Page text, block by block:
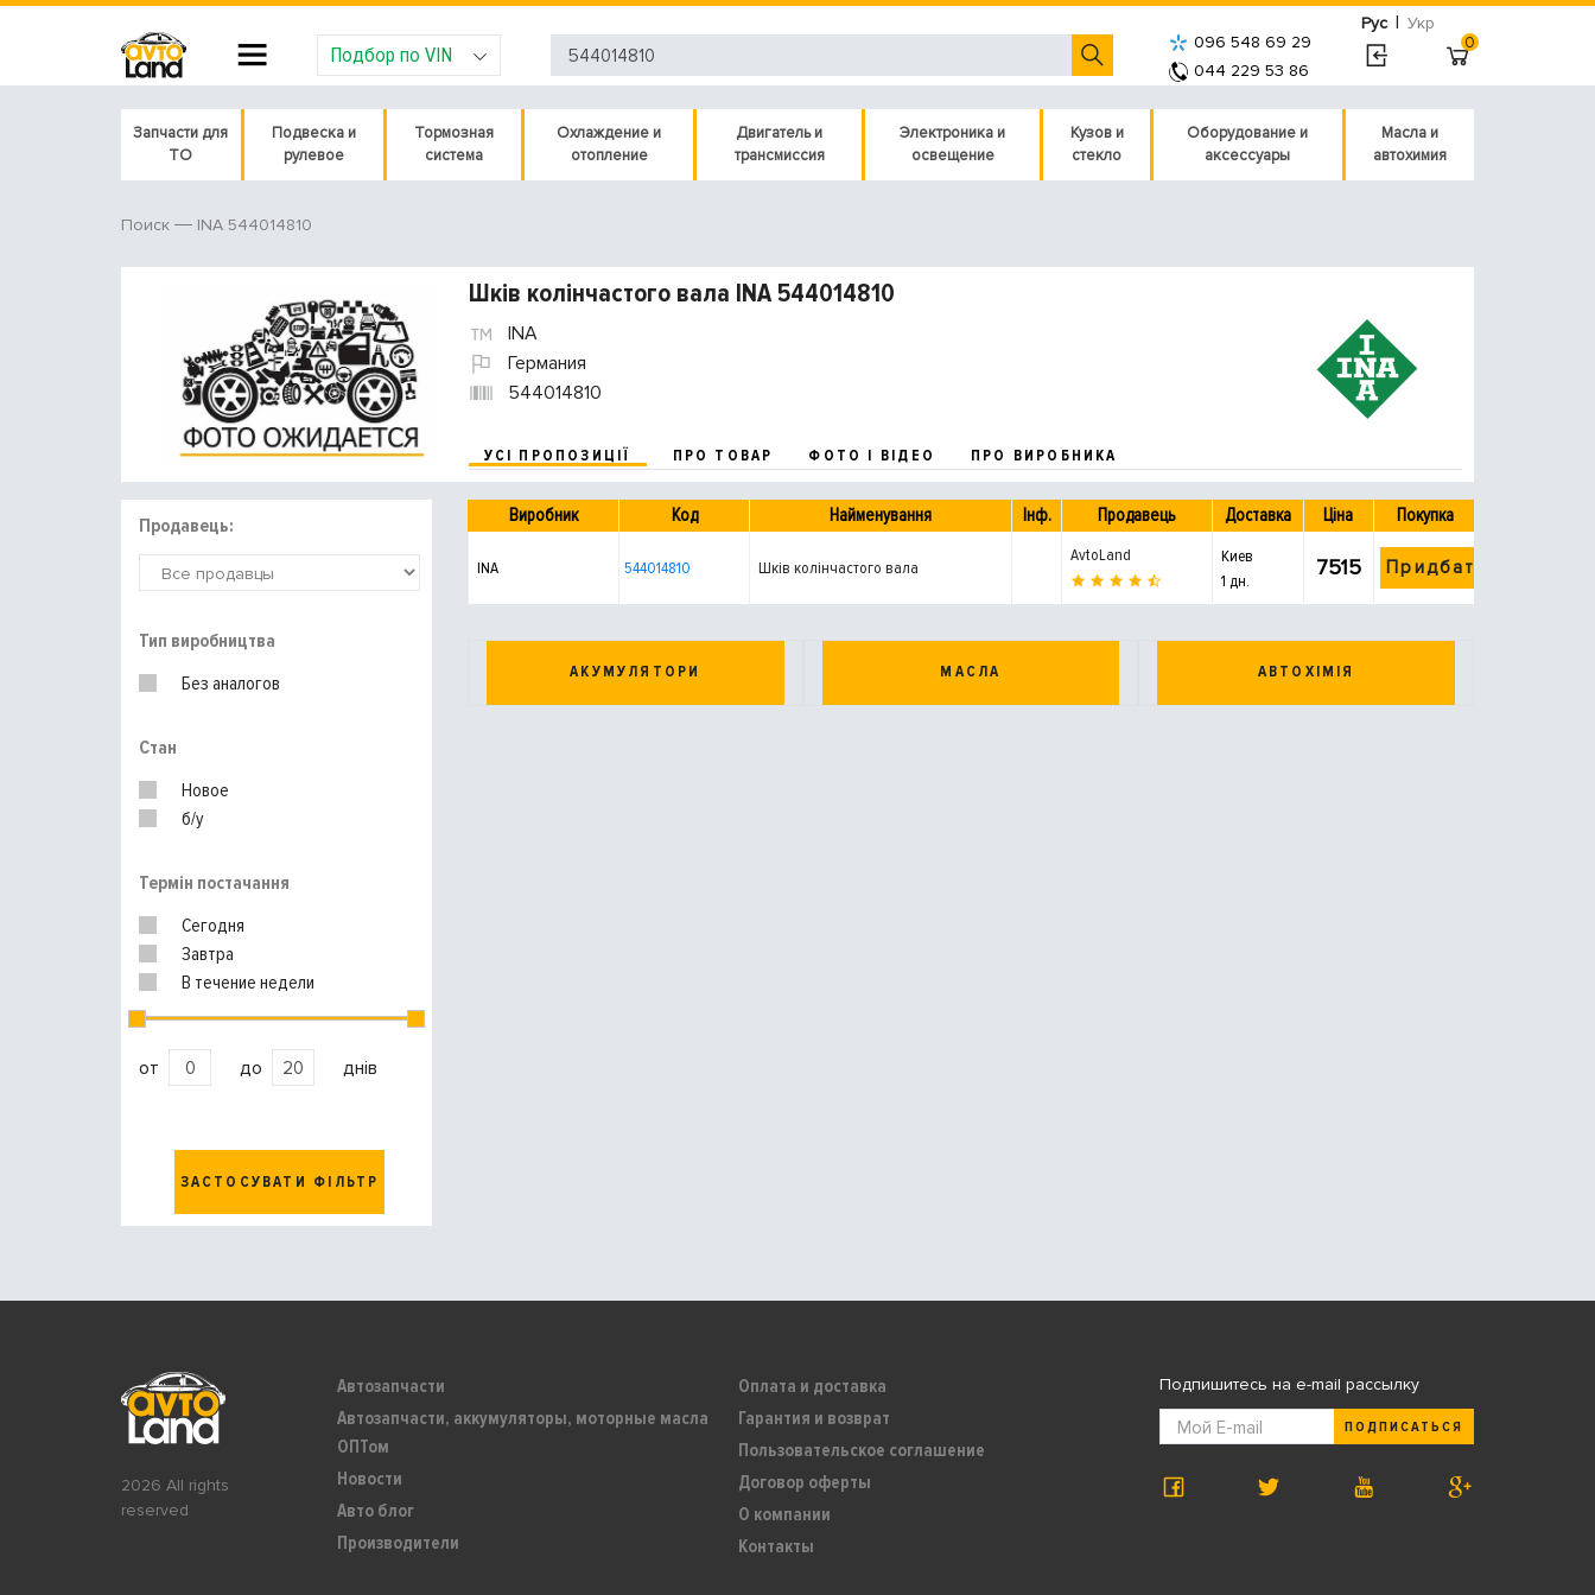
Рус | Укр
Подбор по VIN
096 548 69 29
044 229 53 86
0
Запчасти для
ТО
Подвеска и
рулевое
Тормозная
система
Охлаждение и
отопление
Двигатель и
трансмиссия
Электроника и
освещение
Кузов и
стекло
Оборудование и
аксессуары
Масла и
автохимия
Поиск INA 544014810
Шків колінчастого вала INA 544014810
INA
Германия
544014810
УСІ ПРОПОЗИЦІЇ ПРО ТОВАР ФОТО І ВІДЕО ПРО ВИРОБНИКА
Продавець:
Тип виробництва
Без аналогов
Стан
Новое
б/у
Термін постачання
Сегодня
Завтра
В течение недели
от до днів
ЗАСТОСУВАТИ ФІЛЬТР
Виробник Код Найменування Інф. Продавець Доставка Ціна Покупка
INA 544014810 Шків колінчастого вала
AvtoLand
Киев
1 дн.
7515 Придбати
АКУМУЛЯТОРИ МАСЛА АВТОХІМІЯ
2026 All rights
reserved
Автозапчасти
Автозапчасти, аккумуляторы, моторные масла
ОПТом
Новости
Авто блог
Производители
Оплата и доставка
Гарантия и возврат
Пользовательское соглашение
Договор оферты
О компании
Контакты
Подпишитесь на e-mail рассылку
ПОДПИСАТЬСЯ